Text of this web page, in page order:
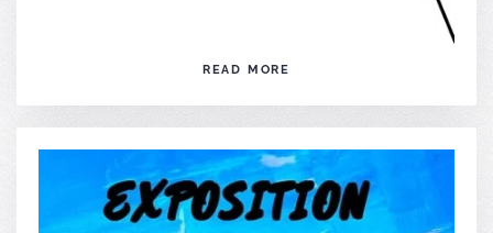
READ MORE